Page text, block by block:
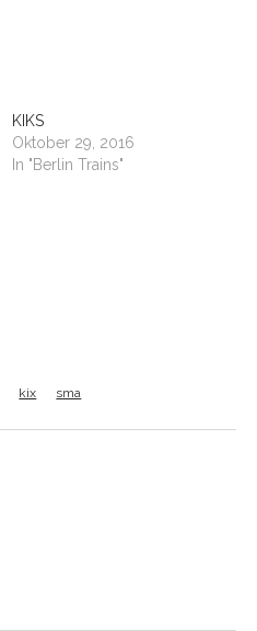
KIKS
Oktober 29, 2016
In "Berlin Trains"
kix sma